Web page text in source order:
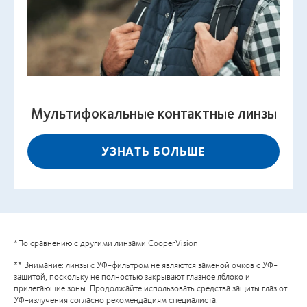
Мультифокальные контактные линзы
УЗНАТЬ БОЛЬШЕ
*По сравнению с другими линзами CooperVision
** Внимание: линзы с УФ-фильтром не являются заменой очков с УФ-
защитой, поскольку не полностью закрывают глазное яблоко и
прилегающие зоны. Продолжайте использовать средства защиты глаз от
УФ-излучения согласно рекомендациям специалиста.